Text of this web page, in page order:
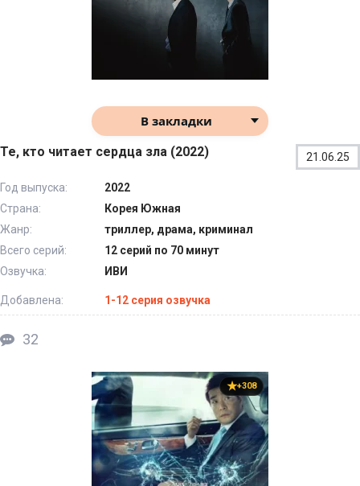
В закладки
Те, кто читает сердца зла (2022) 21.06.25
Год выпуска:
2022
Страна:
Корея Южная
Жанр:
триллер, драма, криминал
Всего серий:
12 серий по 70 минут
Озвучка:
ИВИ
Добавлена: 1-12 серия озвучка
32
+308